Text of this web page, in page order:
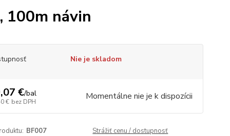
100m návin
Nie je skladom
€/bal
€ bez DPH Momentálne nie je k dispozícii
BF007 Strážiť cenu / dostupnosť